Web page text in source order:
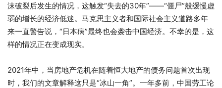
沫破裂后发生的情况，这触发“失去的30年”——“僵尸”般缓慢虚
弱的增长的经济低迷。马克思主义者和国际社会主义道路多年
来一直警告说，“日本病”最终也会袭击中国经济。不幸的是，这
样的情况正在变成现实。
2021年中，当房地产危机在随着恒大地产的债务问题首次出现
时，我们的文章解释这只是“冰山一角”。一年多前，中国劳工论